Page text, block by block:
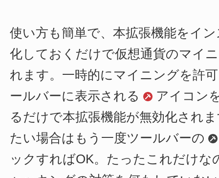
使い方も簡単で、本拡張機能をイ
化しておくだけで仮想通貨のマイ
れます。一時的にマイニングを許
ールバーに表示される
アイコン
るだけで本拡張機能が無効化され
たい場合はもう一度ツールバーの
ックすればOK。たったこれだけな